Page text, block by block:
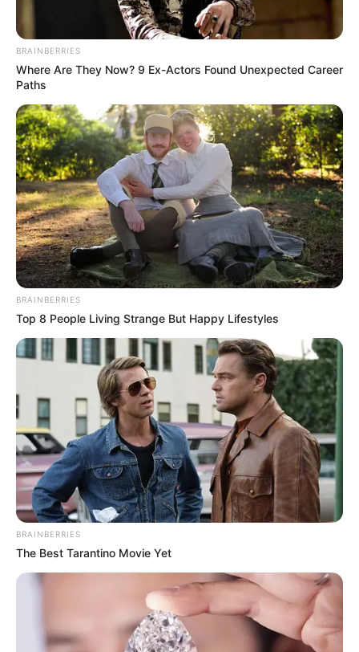
(foto: youtube/5-minute crafts girly)
6. Efektif dan simpel, sandal rumah juga bisa lho
dijadikan sebagai penyapu sekaligus pengepel lantai
(foto: youtube/5-minute crafts girly)
7. Spacedalam lemari kurang karena banyaknya
BRAINBERRIES
Where Are They Now? 9 Ex-Actors Found Unexpected Career
Paths
BRAINBERRIES
Top 8 People Living Strange But Happy Lifestyles
BRAINBERRIES
The Best Tarantino Movie Yet